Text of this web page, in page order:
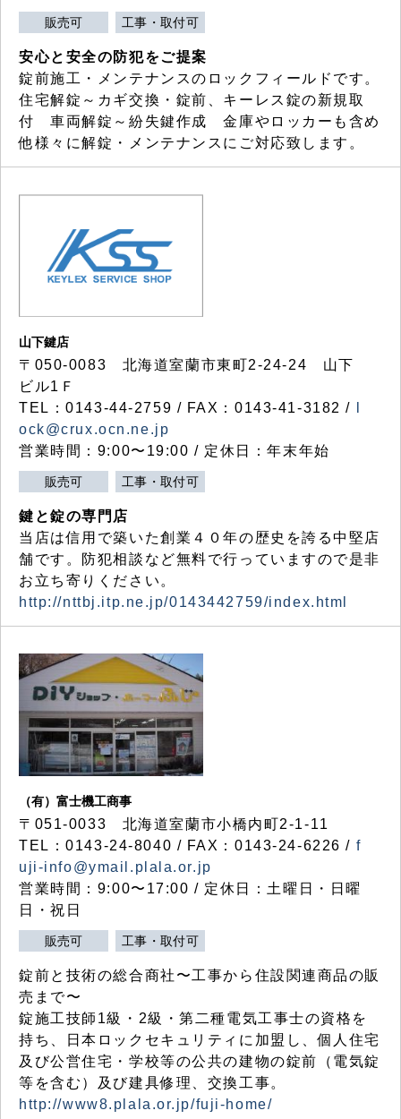
販売可 工事・取付可
安心と安全の防犯をご提案
錠前施工・メンテナンスのロックフィールドです。
住宅解錠～カギ交換・錠前、キーレス錠の新規取
付 車両解錠～紛失鍵作成 金庫やロッカーも含め
他様々に解錠・メンテナンスにご対応致します。
山下鍵店
〒050-0083 北海道室蘭市東町2-24-24 山下
ビル1Ｆ
TEL：0143-44-2759 / FAX：0143-41-3182 /
ock@crux.ocn.ne.jp
営業時間：9:00〜19:00 / 定休日：年末年始
販売可 工事・取付可
鍵と錠の専門店
当店は信用で築いた創業４０年の歴史を誇る中堅店
舗です。防犯相談など無料で行っていますので是非
お立ち寄りください。
http://nttbj.itp.ne.jp/0143442759/index.html
（有）富士機工商事
〒051-0033 北海道室蘭市小橋内町2-1-11
TEL：0143-24-8040 / FAX：0143-24-6226 / f
uji-info@ymail.plala.or.jp
営業時間：9:00〜17:00 / 定休日：土曜日・日曜
日・祝日
販売可 工事・取付可
錠前と技術の総合商社〜工事から住設関連商品の販
売まで〜
錠施工技師1級・2級・第二種電気工事士の資格を
持ち、日本ロックセキュリティに加盟し、個人住宅
及び公営住宅・学校等の公共の建物の錠前（電気錠
等を含む）及び建具修理、交換工事。
http://www8.plala.or.jp/fuji-home/